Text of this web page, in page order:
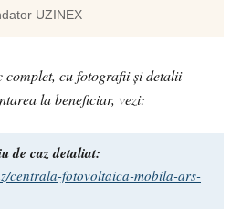
UZINEX
complet, cu fotografii și detalii
la beneficiar, vezi:
de caz detaliat:
centrala-fotovoltaica-mobila-ars-